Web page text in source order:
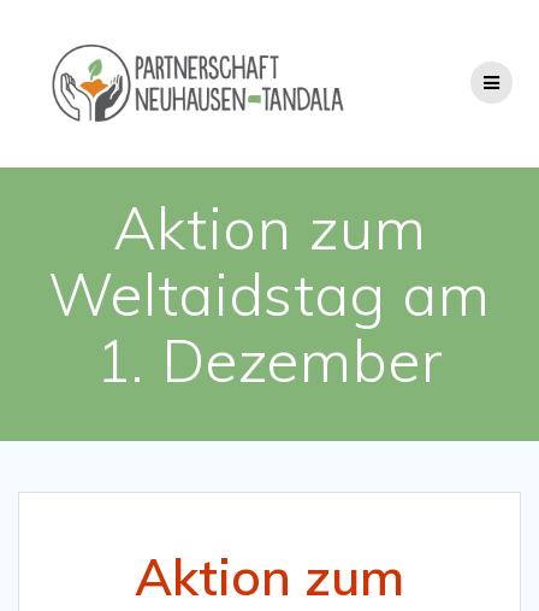
springen
Aktion zum
Weltaidstag am
1. Dezember
Aktion zum